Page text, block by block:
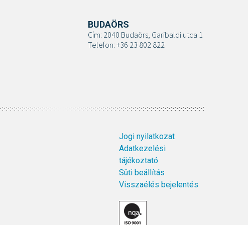
BUDAÖRS
Cím: 2040 Budaörs, Garibaldi utca 1
Telefon: +36 23 802 822
Jogi nyilatkozat
Adatkezelési
tájékoztató
Süti beállítás
Visszaélés bejelentés